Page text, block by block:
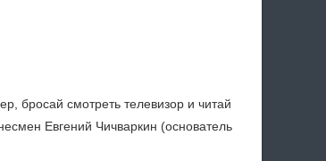
бросай смотреть телевизор и читай
Евгений Чичваркин (основатель